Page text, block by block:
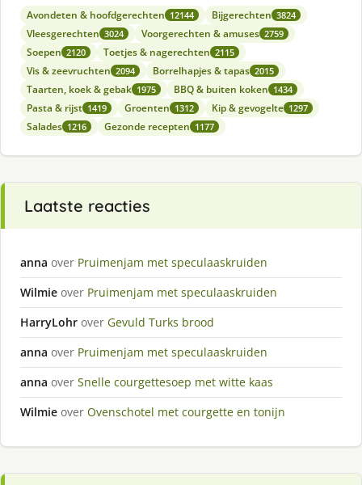
Avondeten & hoofdgerechten 12144 Bijgerechten 3824
Vleesgerechten 3024 Voorgerechten & amuses 2759
Soepen 2120 Toetjes & nagerechten 2115
Vis & zeevruchten 2094 Borrelhapjes & tapas 2015
Taarten, koek & gebak 1975 BBQ & buiten koken 1434
Pasta & rijst 1419 Groenten 1312 Kip & gevogelte 1297
Salades 1216 Gezonde recepten 1177
Laatste reacties
anna over Pruimenjam met speculaaskruiden
Wilmie over Pruimenjam met speculaaskruiden
HarryLohr over Gevuld Turks brood
anna over Pruimenjam met speculaaskruiden
anna over Snelle courgettesoep met witte kaas
Wilmie over Ovenschotel met courgette en tonijn